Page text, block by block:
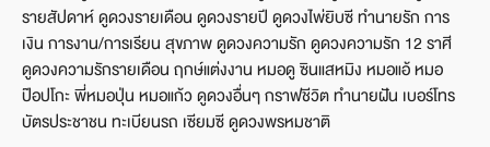
รายสัปดาห์ ดูดวงรายเดือน ดูดวงรายปี ดูดวงไพ่ยิบซี ทำนายรัก การ
เงิน การงาน/การเรียน สุขภาพ ดูดวงความรัก ดูดวงความรัก 12 ราศี
ดูดวงความรักรายเดือน ฤกษ์แต่งงาน หมอดู ซินแสหมิง หมอแอ้ หมอ
ป๊อปโกะ พี่หมอปุ่น หมอแก้ว ดูดวงอื่นๆ กราฟชีวิต ทำนายฝัน เบอร์โทร
บัตรประชาชน ทะเบียนรถ เซียมซี ดูดวงพรหมชาติ